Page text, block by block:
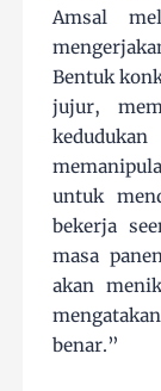
Amsal
Bentuk
jujur,
untuk
bekerja
masa
akan
benar.”